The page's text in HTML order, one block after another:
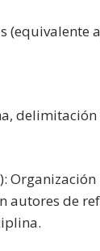
(equivalente
autores de